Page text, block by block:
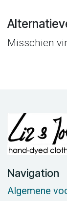
Misschien
Navigation
Algemene